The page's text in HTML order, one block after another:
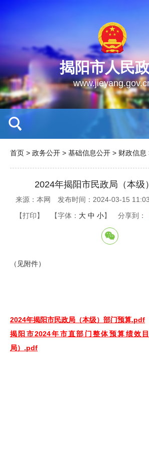
揭阳市人民
首页 > 政务公开 > 基础信息公开 > 财政信息
2024年揭阳市民政局（本级
来源：本网 发布时间：2024-03-15
【打印】 【字体： 大 中 小】 分享到：
（见附件）
2024年揭阳市民政局（本级）部门预算.pdf
揭阳市2024年市直部门整体预算绩效
局）.pdf